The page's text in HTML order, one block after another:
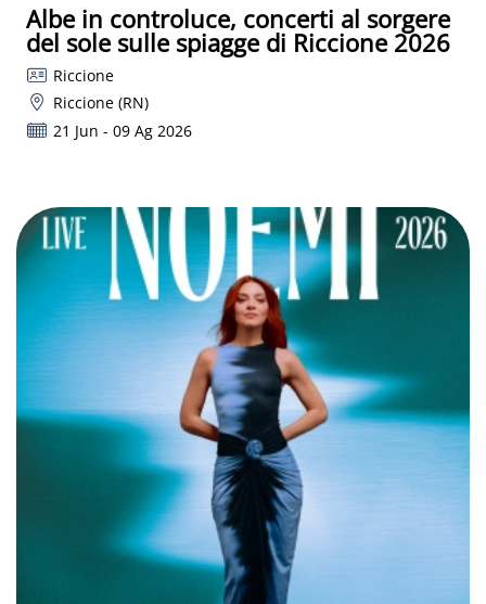
Albe in controluce, concerti al sorgere
del sole sulle spiagge di Riccione 2026
Riccione
Riccione (RN)
21 Jun - 09 Ag 2026